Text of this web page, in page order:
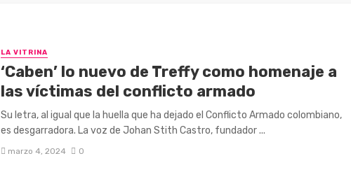
LA VITRINA
‘Caben’ lo nuevo de Treffy como homenaje a
las víctimas del conflicto armado
Su letra, al igual que la huella que ha dejado el Conflicto Armado colombiano,
es desgarradora. La voz de Johan Stith Castro, fundador ...
marzo 4, 2024 0